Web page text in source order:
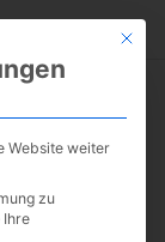
Mit
Website weiter
zu
Ihre